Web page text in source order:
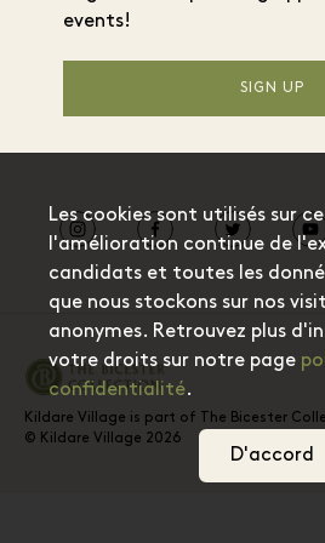
events!
SIGN UP
Kildare Village is part of The Bicester
© Kildare Village 2026
Les cookies sont utilisés sur
l'amélioration continue de
candidats et toutes les
que nous stockons sur nos
anonymes. Retrouvez plus
votre droits sur notre page
confidentialité.
D'accord